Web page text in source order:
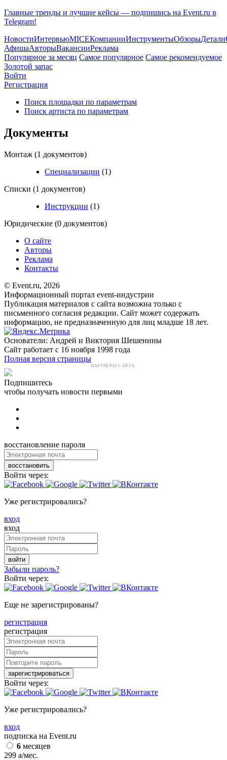
Главные тренды и лучшие кейсы — подпишись на Event.ru в
Telegram!
НовостиИнтервьюMICEКомпанииИнструментыОбзорыДетали
АфишаАвторыВакансииРеклама
Популярное за месяц Самое популярное Самое рекомендуемое
Золотой запас
Войти
Регистрация
Поиск площадки по параметрам
Поиск артиста по параметрам
Документы
Монтаж (1 документов)
Специализации (1)
Списки (1 документов)
Инструкции (1)
Юридические (0 документов)
О сайте
Авторы
Реклама
Контакты
© Event.ru, 2026
Информационный портал event-индустрии
Публикация материалов с сайта возможна только с
письменного согласия редакции. Сайт может содержать
информацию, не предназначенную для лиц младше 18 лет.
Основатели: Андрей и Виктория Шешенины
Сайт работает с 16 ноября 1998 года
Полная версия страницы
ПАРТНЕРЫ САЙТА:
Подпишитесь
чтобы получать новости первыми
восстановление пароля
восстановить
Войти через:
Уже регистрировались?
вход
вход
войти
Забыли пароль?
Войти через:
Еще не зарегистрированы?
регистрация
регистрация
зарегистрироваться
Войти через:
Уже регистрировались?
вход
подписка на Event.ru
6 месяцев
299 a/мес.